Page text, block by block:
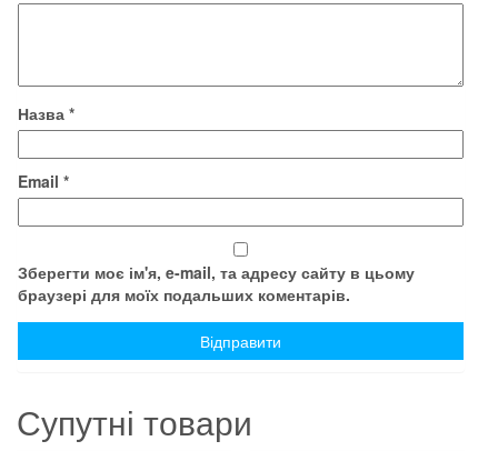
Назва *
Email *
Зберегти моє ім'я, e-mail, та адресу сайту в цьому
браузері для моїх подальших коментарів.
Супутні товари